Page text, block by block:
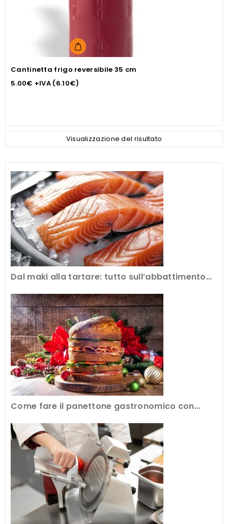
Cantinetta frigo reversibile 35 cm
5.00€ +IVA (6.10€)
Visualizzazione del risultato
Dal maki alla tartare: tutto sull’abbattimento
Come fare il panettone gastronomico con